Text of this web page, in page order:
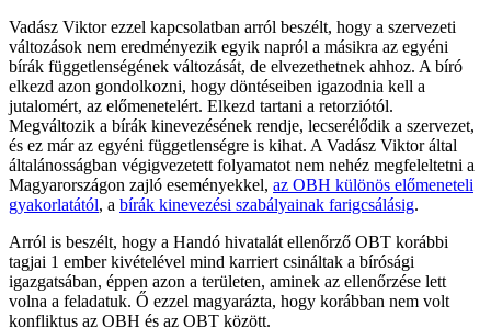
Vadász Viktor ezzel kapcsolatban arról beszélt, hogy a szervezeti
változások nem eredményezik egyik napról a másikra az egyéni
bírák függetlenségének változását, de elvezethetnek ahhoz. A bíró
elkezd azon gondolkozni, hogy döntéseiben igazodnia kell a
jutalomért, az előmenetelért. Elkezd tartani a retorziótól.
Megváltozik a bírák kinevezésének rendje, lecserélődik a szervezet,
és ez már az egyéni függetlenségre is kihat. A Vadász Viktor által
általánosságban végigvezetett folyamatot nem nehéz megfeleltetni a
Magyarországon zajló eseményekkel, az OBH különös előmeneteli
gyakorlatától, a bírák kinevezési szabályainak farigcsálásig.
Arról is beszélt, hogy a Handó hivatalát ellenőrző OBT korábbi
tagjai 1 ember kivételével mind karriert csináltak a bírósági
igazgatsában, éppen azon a területen, aminek az ellenőrzése lett
volna a feladatuk. Ő ezzel magyarázta, hogy korábban nem volt
konfliktus az OBH és az OBT között.